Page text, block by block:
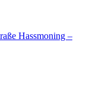
Hassmoning –